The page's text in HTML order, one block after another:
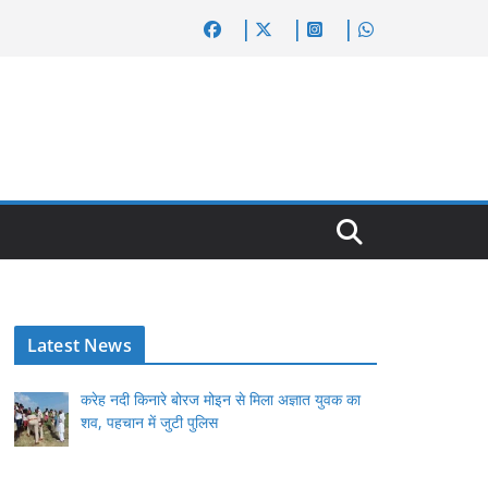
Latest News
करेह नदी किनारे बोरज मोइन से मिला अज्ञात युवक का
शव, पहचान में जुटी पुलिस